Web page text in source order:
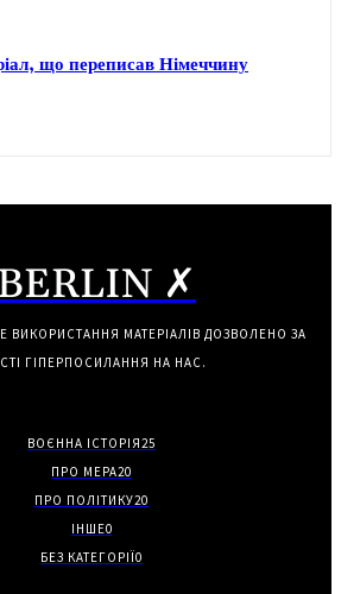
що переписав Німеччину
✗
ВИКОРИСТАННЯ МАТЕРІАЛІВ ДОЗВОЛЕНО ЗА
ГІПЕРПОСИЛАННЯ НА НАС.
ВОЄННА ІСТОРІЯ25
ПРО МЕРА20
ПРО ПОЛІТИКУ20
ІНШЕ0
БЕЗ КАТЕГОРІЇ0